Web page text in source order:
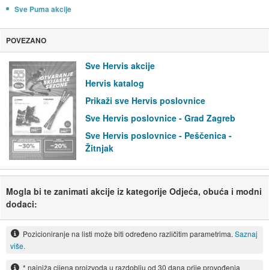
Sve Puma akcije
POVEZANO
Sve Hervis akcije
Hervis katalog
Prikaži sve Hervis poslovnice
Sve Hervis poslovnice - Grad Zagreb
Sve Hervis poslovnice - Peščenica -
Žitnjak
Mogla bi te zanimati akcije iz kategorije Odjeća, obuća i modni
dodaci:
Pozicioniranje na listi može biti određeno različitim parametrima. Saznaj
više.
* najniža cijena proizvoda u razdoblju od 30 dana prije provođenja